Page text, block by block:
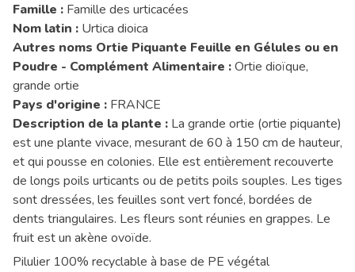
Famille : Famille des urticacées
Nom latin : Urtica dioica
Autres noms Ortie Piquante Feuille en Gélules ou en
Poudre - Complément Alimentaire :Ortie dioïque,
grande ortie
Pays d'origine : FRANCE
Description de la plante : La grande ortie (ortie piquante)
est une plante vivace, mesurant de 60 à 150 cm de hauteur,
et qui pousse en colonies. Elle est entièrement recouverte
de longs poils urticants ou de petits poils souples. Les tiges
sont dressées, les feuilles sont vert foncé, bordées de
dents triangulaires. Les fleurs sont réunies en grappes. Le
fruit est un akène ovoïde.
Pilulier 100% recyclable à base de PE végétal